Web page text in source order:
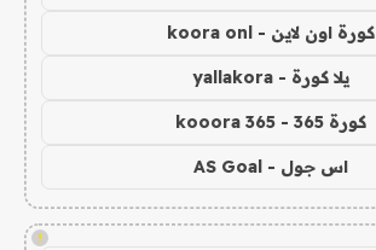
كورة اون لاين - koora onl
يلا كورة - yallakora
كورة 365 - kooora 365
اس جول - AS Goal
!